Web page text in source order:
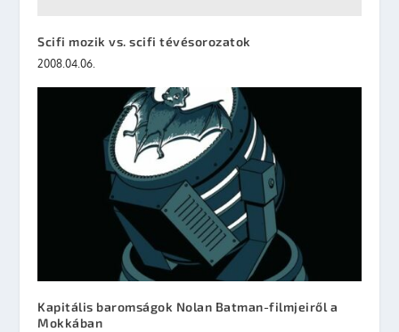
Scifi mozik vs. scifi tévésorozatok
2008.04.06.
Kapitális baromságok Nolan Batman-filmjeiről a
Mokkában